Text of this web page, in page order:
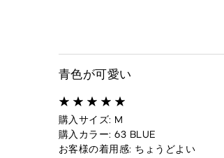
青色が可愛い
購入サイズ: M
購入カラー: 63 BLUE
お客様の着用感: ちょうどよい